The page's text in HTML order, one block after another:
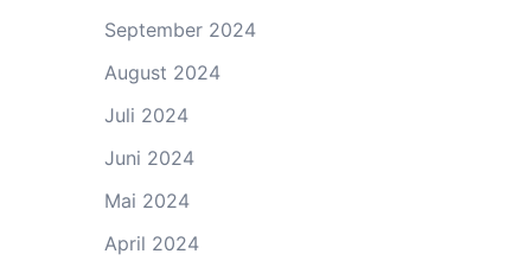
September 2024
August 2024
Juli 2024
Juni 2024
Mai 2024
April 2024